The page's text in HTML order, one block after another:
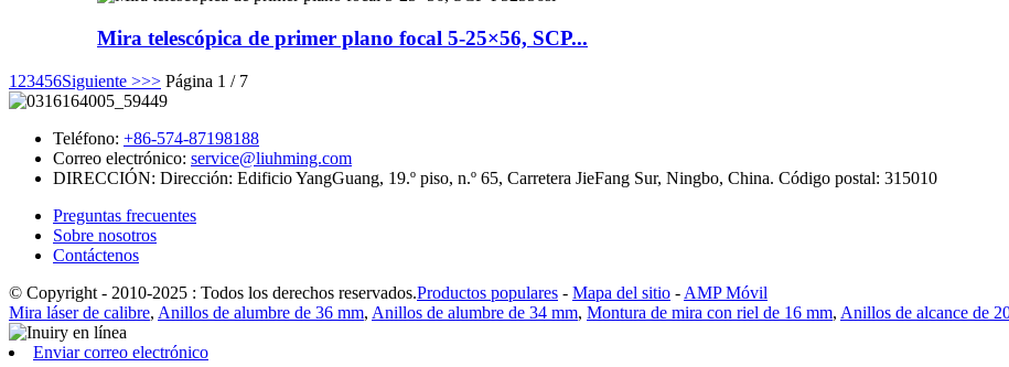
Mira telescópica de primer plano focal 5-25×56, SCP...
1 23456Siguiente >>> Página 1 / 7
Teléfono: +86-574-87198188
Correo electrónico: service@liuhming.com
DIRECCIÓN: Dirección: Edificio YangGuang, 19.º piso, n.º 65, Carretera JieFang Sur, Ningbo, China. Código postal: 315010
Preguntas frecuentes
Sobre nosotros
Contáctenos
© Copyright - 2010-2025 : Todos los derechos reservados.Productos populares - Mapa del sitio - AMP Móvil
Mira láser de calibre, Anillos de alumbre de 36 mm, Anillos de alumbre de 34 mm, Montura de mira con riel de 16 mm, Anillos de alcance de
Enviar correo electrónico